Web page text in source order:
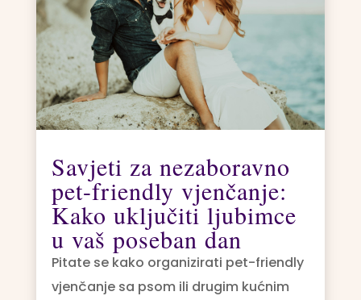
Savjeti za nezaboravno
pet-friendly vjenčanje:
Kako uključiti ljubimce
u vaš poseban dan
Pitate se kako organizirati pet-friendly
vjenčanje sa psom ili drugim kućnim